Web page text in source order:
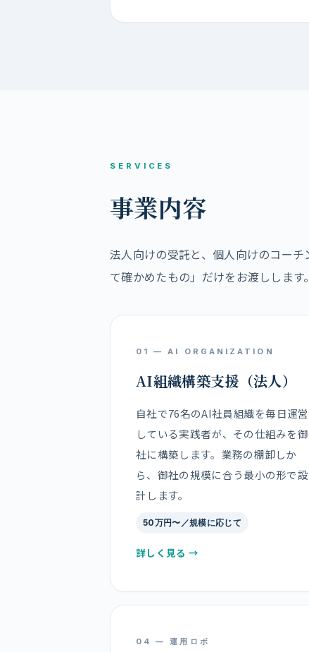
SERVICES
事業内容
法人向けの受託と、個人向けのコー
て確かめたもの」だけをお渡しします。
01 — AI ORGANIZATION
AI組織構築支援（法人）
自社で76名のAI社員組織を毎日運営
している実践者が、その仕組みを御
社に構築します。業務の棚卸しか
ら、御社の規模に合う最小の形で設
計します。
50万円〜／規模に応じて
詳しく見る →
04 — 運用ロボ